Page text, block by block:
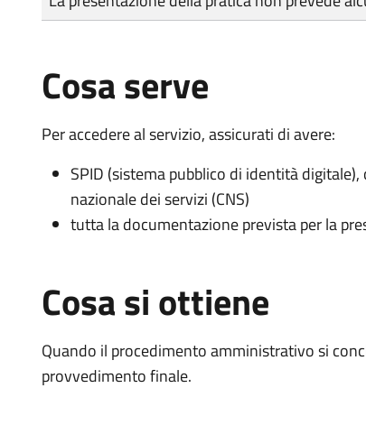
Cosa serve
Per accedere al servizio, assicurati di avere:
SPID (sistema pubblico di identità
nazionale dei servizi (CNS)
tutta la documentazione prevista per la
Cosa si ottiene
Quando il procedimento amministrativo si
provvedimento finale.